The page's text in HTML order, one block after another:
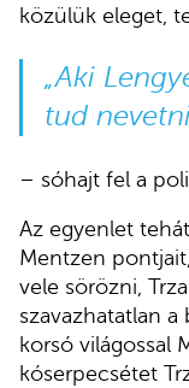
közülük eleget,
„Aki
tud
– sóhajt fel a
Az egyenlet
Mentzen
vele sörözni,
szavazhatatlan
korsó világossal
kóserpecsétet